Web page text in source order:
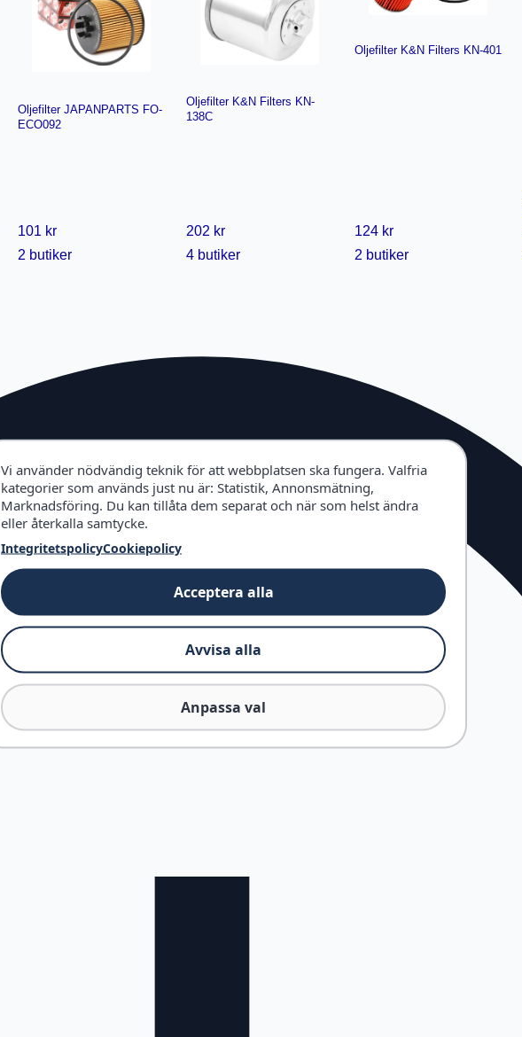
Vi använder nödvändig teknik för att webbplatsen ska fungera. Valfria
kategorier som används just nu är: Statistik, Annonsmätning,
Marknadsföring. Du kan tillåta dem separat och när som helst ändra
eller återkalla samtycke.
IntegritetspolicyCookiepolicy
Acceptera alla
Avvisa alla
Anpassa val
Oljefilter JAPANPARTS FO-
ECO092
101 kr
2 butiker
Oljefilter K&N Filters KN-
138C
202 kr
4 butiker
Oljefilter K&N Filters KN-401
124 kr
2 butiker